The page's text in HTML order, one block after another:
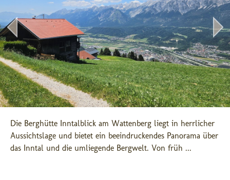
Die Berghütte Inntalblick am Wattenberg liegt in herrlicher
Aussichtslage und bietet ein beeindruckendes Panorama über
das Inntal und die umliegende Bergwelt. Von früh ...